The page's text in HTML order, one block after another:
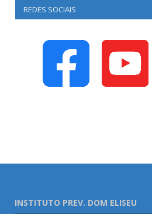
REDES SOCIAIS
INSTITUTO PREV. DOM ELISEU